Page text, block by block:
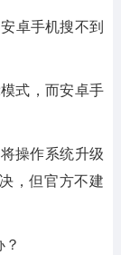
卓手机搜不到
式，而安卓手
操作系统升级
，但官方不建